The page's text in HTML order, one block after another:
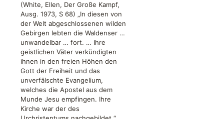
(White, Ellen, Der Große Kampf,
Ausg. 1973, S 68) „In diesen von
der Welt abgeschlossenen wilden
Gebirgen lebten die Waldenser …
unwandelbar … fort. … Ihre
geistlichen Väter verkündigten
ihnen in den freien Höhen den
Gott der Freiheit und das
unverfälschte Evangelium,
welches die Apostel aus dem
Munde Jesu empfingen. Ihre
Kirche war der des